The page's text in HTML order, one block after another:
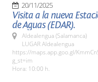
20/11/2025
Visita a la nueva
de Aguas (EDAR).
Aldealengua (Salamanca)
LUGAR Aldealengua
https://maps.app.goo.gl/
g_st=im
Hora: 10:00 h.